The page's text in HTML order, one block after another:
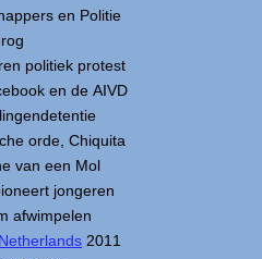
en Politie
politiek protest
en de AIVD
orde, Chiquita
van een Mol
jongeren
afwimpelen
2011